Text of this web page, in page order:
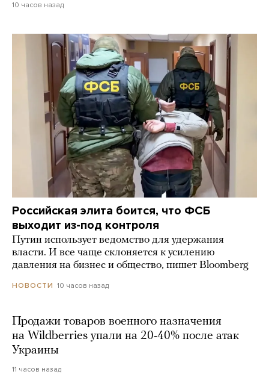
10 часов назад
Российская элита боится, что ФСБ
выходит из-под контроля
Путин использует ведомство для удержания
власти. И все чаще склоняется к усилению
давления на бизнес и общество, пишет Bloomberg
НОВОСТИ 10 часов назад
Продажи товаров военного назначения
на Wildberries упали на 20-40% после атак
Украины
11 часов назад